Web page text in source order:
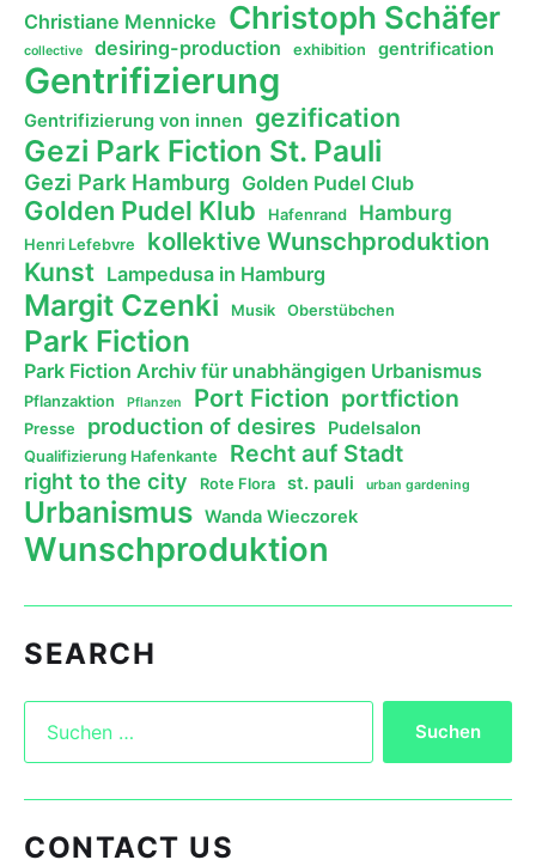
Christiane Mennicke Christoph Schäfer
collective desiring-production exhibition gentrification
Gentrifizierung
Gentrifizierung von innen gezification
Gezi Park Fiction St. Pauli
Gezi Park Hamburg Golden Pudel Club
Golden Pudel Klub Hafenrand Hamburg
Henri Lefebvre kollektive Wunschproduktion
Kunst Lampedusa in Hamburg
Margit Czenki Musik Oberstübchen
Park Fiction
Park Fiction Archiv für unabhängigen Urbanismus
Pflanzaktion Pflanzen Port Fiction portfiction
Presse production of desires Pudelsalon
Qualifizierung Hafenkante Recht auf Stadt
right to the city Rote Flora st. pauli urban gardening
Urbanismus Wanda Wieczorek
Wunschproduktion
SEARCH
CONTACT US